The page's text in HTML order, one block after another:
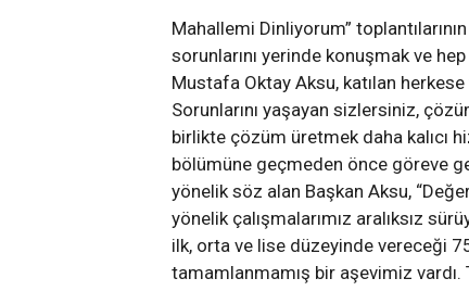
Mahallemi Dinliyorum”
sorunlarını yerinde konuşmak ve
Mustafa Oktay Aksu, katılan
Sorunlarını yaşayan sizlersiniz,
birlikte çözüm üretmek daha kalıcı
bölümüne geçmeden önce göreve
yönelik söz alan Başkan Aksu,
yönelik çalışmalarımız aralıksız
ilk, orta ve lise düzeyinde vereceği
tamamlanmamış bir aşevimiz